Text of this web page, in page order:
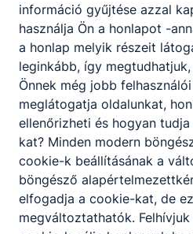
Egyeztetett felvételi jegyzék
Az egyeztetett felvételi
információ gyűjtése azzal
használja Ön a honlapot -
a honlap melyik részeit
leginkább, így
Önnek még jobb
meglátogatja oldalunkat,
ellenőrizheti és hogyan
kat? Minden modern
cookie-k beállításának a
böngésző
elfogadja a cookie-kat, de
megváltoztathatók.